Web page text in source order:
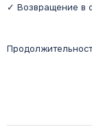
✓ Возвращение в